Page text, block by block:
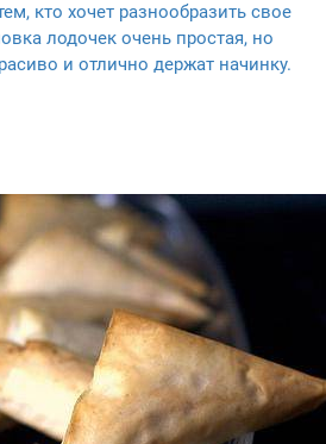
кто хочет разнообразить свое
лодочек очень простая, но
и отлично держат начинку.